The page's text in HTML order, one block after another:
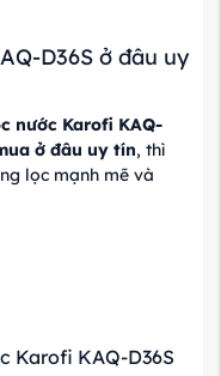
D36S ở đâu uy
nước Karofi KAQ-
ở đâu uy tín, thì
lọc mạnh mẽ và
Karofi KAQ-D36S